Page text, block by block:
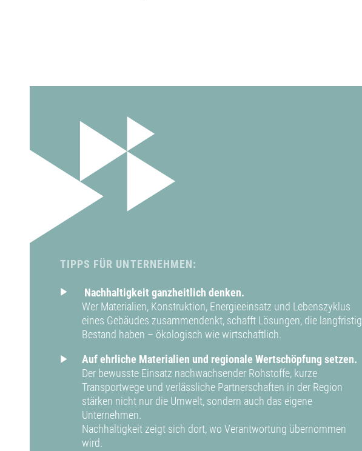
TIPPS FÜR UNTERNEHMEN:
Nachhaltigkeit ganzheitlich denken.
Wer Materialien, Konstruktion, Energieeinsatz und Lebenszyklus
eines Gebäudes zusammendenkt, schafft Lösungen, die langfristig
Bestand haben – ökologisch wie wirtschaftlich.
Auf ehrliche Materialien und regionale Wertschöpfung setzen.
Der bewusste Einsatz nachwachsender Rohstoffe, kurze
Transportwege und verlässliche Partnerschaften in der Region
stärken nicht nur die Umwelt, sondern auch das eigene
Unternehmen.
Nachhaltigkeit zeigt sich dort, wo Verantwortung übernommen
wird.